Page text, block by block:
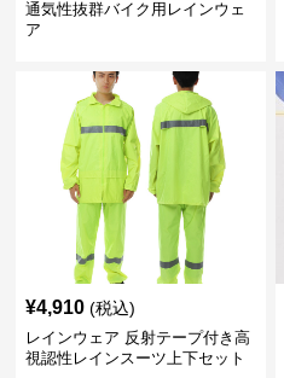
通気性抜群バイク用レインウェ
ア
¥4,910 (税込)
レインウェア 反射テープ付き高
視認性レインスーツ上下セット